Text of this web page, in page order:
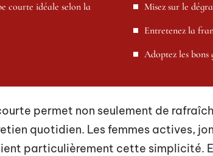
courte idéale selon la
Misez sur le
Entretenez la
Adoptez les bons
permet non seulement de
quotidien. Les femmes actives,
particulièrement cette simplicité.